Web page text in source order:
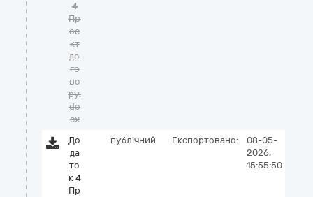
4
Пр
оє
кт
до
го
во
ру.
do
cx
До
да
то
к 4
Пр
публічний Експортовано:
08-05-
2026,
15:55:50